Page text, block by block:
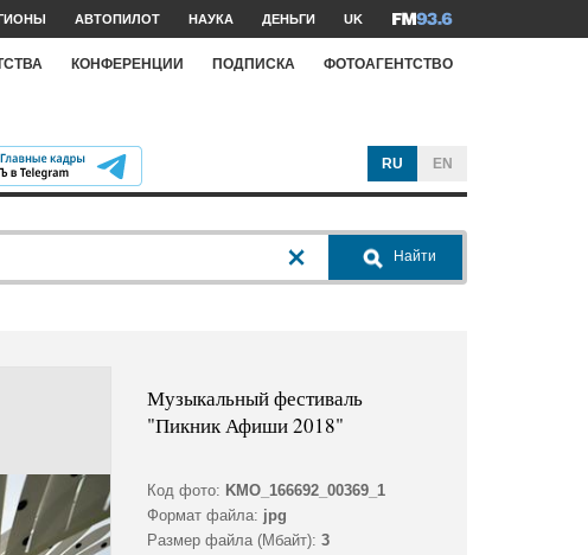
АВТОПИЛОТ НАУКА ДЕНЬГИ UK
КОНФЕРЕНЦИИ ПОДПИСКА ФОТОАГЕНТСТВО
RU EN
Найти
Музыкальный фестиваль
"Пикник Афиши 2018"
Код фото: KMO_166692_00369_1
Формат файла: jpg
Размер файла (Мбайт): 3